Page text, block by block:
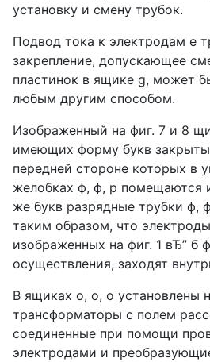
установку и смену трубок.
Подвод тока к электродам е
закрепление, допускающее
пластинок в ящике g, может
любым другим способом.
Изображенный на фиг. 7 и 8
имеющих форму букв
передней стороне которых в
желобках ф, ф, р
же букв разрядные трубки ф,
таким образом, что
изображенных на фиг. 1 вЂ” б
осуществления, заходят
В ящиках о, о, о установлены
трансформаторы с полем
соединенные при помощи
электродами и